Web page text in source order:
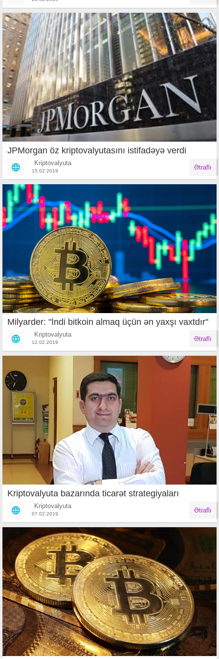
JPMorgan öz kriptovalyutasını istifadəyə verdi
Kriptovalyuta
15.02.2019 Ətraflı
Milyarder: "İndi bitkoin almaq üçün ən yaxşı vaxtdır"
Kriptovalyuta
12.02.2019 Ətraflı
Kriptovalyuta bazarında ticarət strategiyaları
Kriptovalyuta
07.02.2019 Ətraflı